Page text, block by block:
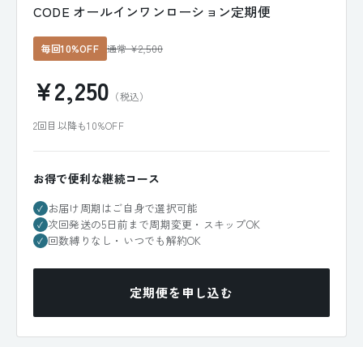
CODE オールインワンローション定期便
毎回10%OFF 通常 ¥2,500
¥2,250 （税込）
2回目以降も10%OFF
お得で便利な継続コース
✓ お届け周期はご自身で選択可能
✓ 次回発送の5日前まで周期変更・スキップOK
✓ 回数縛りなし・いつでも解約OK
定期便を申し込む